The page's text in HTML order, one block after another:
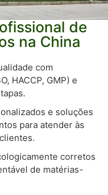
de
na China
com
HACCP, GMP) e
e soluções
para atender às
corretos
de matérias-